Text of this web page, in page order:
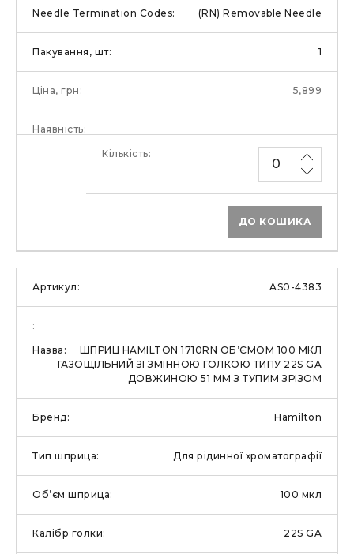
(RN) Removable Needle
1
5,899
ДО КОШИКА
AS0-4383
ШПРИЦ HAMILTON 1710RN ОБ’ЄМОМ 100 МКЛ
ГАЗОЩІЛЬНИЙ ЗІ ЗМІННОЮ ГОЛКОЮ ТИПУ 22S GA
ДОВЖИНОЮ 51 ММ З ТУПИМ ЗРІЗОМ
Hamilton
Для рідинної хроматографії
100 мкл
22S GA